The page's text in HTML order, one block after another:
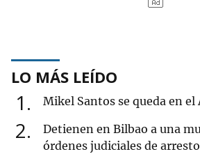
LO MÁS LEÍDO
1 Mikel Santos se queda en
2
Detienen en Bilbao a una
órdenes judiciales de arresto